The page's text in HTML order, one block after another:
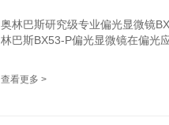
奥林巴斯研究级专业偏光显微镜
林巴斯BX53-P偏光显微镜在偏光
查看更多 >